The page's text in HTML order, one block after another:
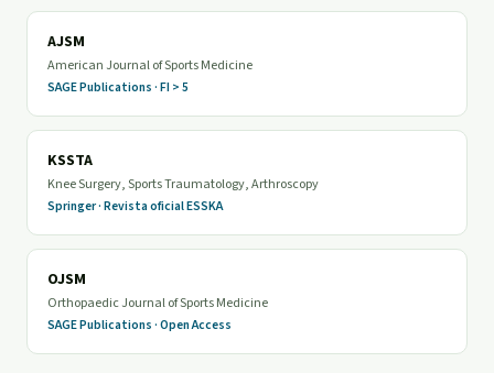
AJSM
American Journal of Sports Medicine
SAGE Publications · FI > 5
KSSTA
Knee Surgery, Sports Traumatology, Arthroscopy
Springer · Revista oficial ESSKA
OJSM
Orthopaedic Journal of Sports Medicine
SAGE Publications · Open Access